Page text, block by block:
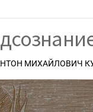
МИХАЙЛОВИЧ